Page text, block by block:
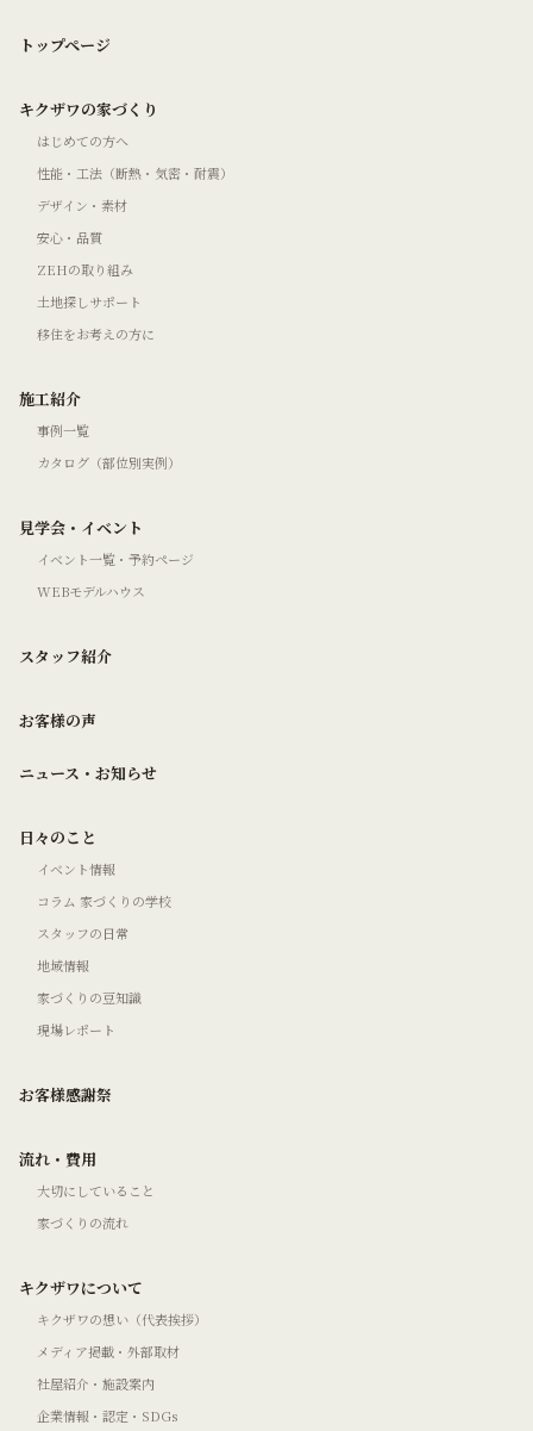
トップページ
キクザワの家づくり
はじめての方へ
性能・工法（断熱・気密・耐震）
デザイン・素材
安心・品質
ZEHの取り組み
土地探しサポート
移住をお考えの方に
施工紹介
事例一覧
カタログ（部位別実例）
見学会・イベント
イベント一覧・予約ページ
WEBモデルハウス
スタッフ紹介
お客様の声
ニュース・お知らせ
日々のこと
イベント情報
コラム 家づくりの学校
スタッフの日常
地域情報
家づくりの豆知識
現場レポート
お客様感謝祭
流れ・費用
大切にしていること
家づくりの流れ
キクザワについて
キクザワの想い（代表挨拶）
メディア掲載・外部取材
社屋紹介・施設案内
企業情報・認定・SDGs